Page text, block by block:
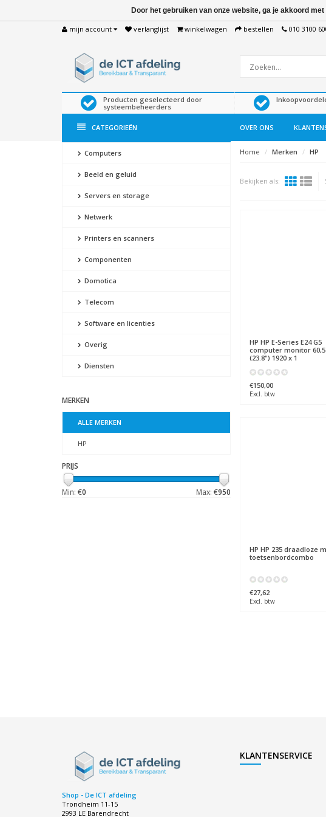
mijn account verlanglijst winkelwagen bestellen 010 3100
Producten geselecteerd door
systeembeheerders
CATEGORIEËN OVER ONS
Computers
Beeld en geluid
Servers en storage
Netwerk
Printers en scanners
Componenten
Domotica
Telecom
Software en licenties
Overig
Diensten
MERKEN
ALLE MERKEN
HP
PRIJS
Min: €0 Max: €950
Home Merken HP
Bekijken als:
HP HP E-Series E24 G5
computer monitor
(23.8") 1920 x 1
€150,00
Excl. btw
HP HP 235 draadloze
toetsenbordcombo
€27,62
Excl. btw
Shop - De ICT afdeling
Trondheim 11-15
2993 LE Barendrecht
KLANTENSERVICE
Door het gebruiken van onze website, ga je akkoord